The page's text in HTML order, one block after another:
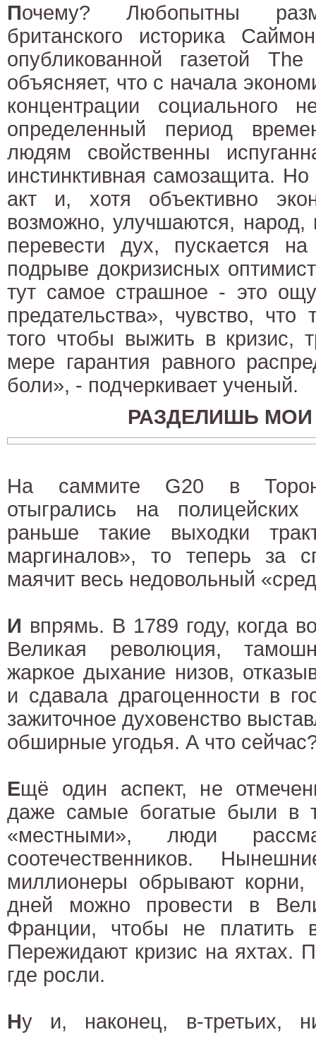
Почему? Любопытны
британского историка
опубликованной газетой
объясняет, что с начала
концентрации социального
определенный период
людям свойственны
инстинктивная самозащита. Но
акт и, хотя объективно
возможно, улучшаются, народ,
перевести дух, пускается
подрыве докризисных
тут самое страшное - это
предательства», чувство,
того чтобы выжить в кризис,
мере гарантия равного
боли», - подчеркивает ученый.
РАЗДЕЛИШЬ МОИ
На саммите G20 в
отыгрались на
раньше такие выходки
маргиналов», то теперь за
маячит весь недовольный
И впрямь. В 1789 году, когда
Великая революция,
жаркое дыхание низов,
и сдавала драгоценности в
зажиточное духовенство
обширные угодья. А что
Ещё один аспект, не
даже самые богатые были в
«местными», люди
соотечественников.
миллионеры обрывают корни,
дней можно провести в
Франции, чтобы не платить
Пережидают кризис на яхтах.
где росли.
Ну и, наконец, в-третьих,